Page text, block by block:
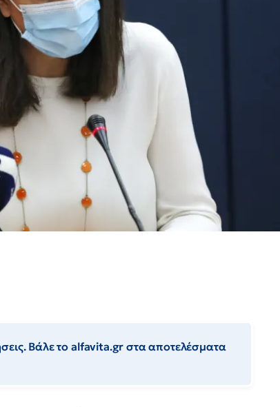
Βάλε το alfavita.gr στα αποτελέσματα